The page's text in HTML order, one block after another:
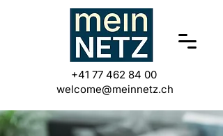
+41 77 462 84 00
welcome@meinnetz.ch